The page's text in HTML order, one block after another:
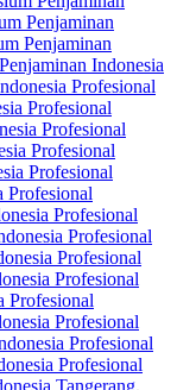
Penjaminan
Penjaminan
Indonesia
Profesional
Profesional
Profesional
Profesional
Profesional
Profesional
Profesional
Profesional
Profesional
Profesional
Profesional
Profesional
Profesional
Profesional
Tangerang,